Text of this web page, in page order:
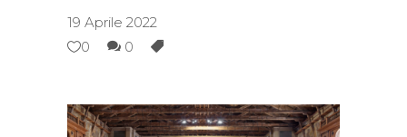
19 Aprile 2022
0
0